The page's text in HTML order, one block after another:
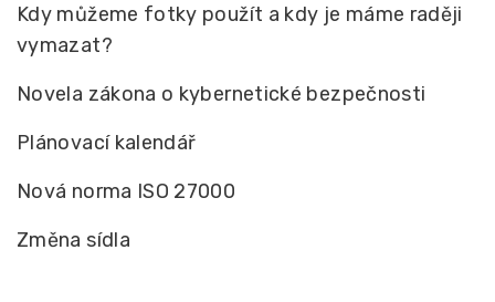
Kdy můžeme fotky použít a kdy je máme raději
vymazat?
Novela zákona o kybernetické bezpečnosti
Plánovací kalendář
Nová norma ISO 27000
Změna sídla